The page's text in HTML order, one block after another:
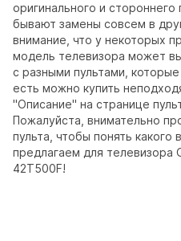
оригинального и
бывают замены совсем в
внимание, что у некоторых
модель телевизора может
с разными пультами,
есть можно купить
"Описание" на странице
Пожалуйста, внимательно
пульта, чтобы понять какого
предлагаем для телевизора
42T500F!